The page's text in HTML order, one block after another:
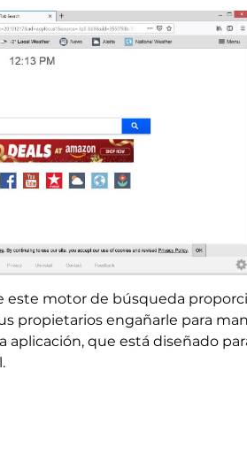
este motor de búsqueda
propietarios engañarle para
que está diseñado